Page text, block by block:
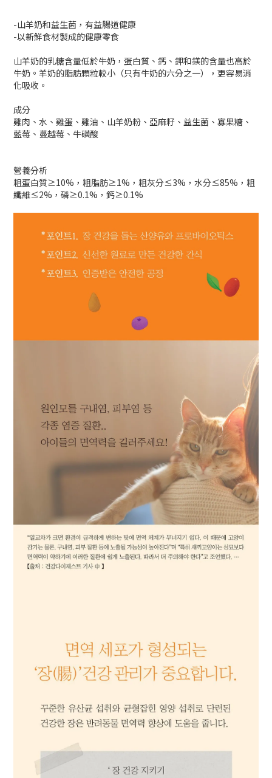
-山羊奶和益生菌，有益腸道健康
-以新鮮食材製成的健康零食
山羊奶的乳糖含量低於牛奶，蛋白質、鈣、鉀和鎂的含量也高於
牛奶。羊奶的脂肪顆粒較小（只有牛奶的六分之一），更容易消
化吸收。
成分
雞肉、水、雞蛋、雞油、山羊奶粉、亞麻籽、益生菌、寡果糖、
藍莓、蔓越莓、牛磺酸
營養分析
粗蛋白質≥10%，粗脂肪≥1%，粗灰分≤3%，水分≤85%，粗
纖維≤2%，磷≥0.1%，鈣≥0.1%